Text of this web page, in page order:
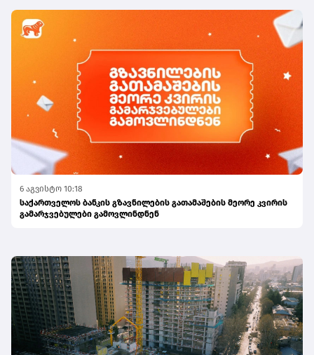
6 აგვისტო 10:18
საქართველოს ბანკის გზავნილების გათამაშების მეორე კვირის
გამარჯვებულები გამოვლინდნენ